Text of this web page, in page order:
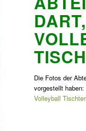
Die Fotos der
vorgestellt haben:
Volleyball